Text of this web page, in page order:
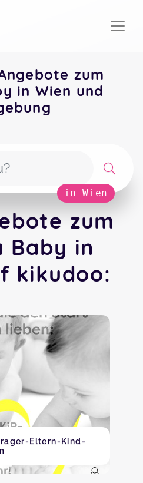
zum
in Wien und
in Wien
zum
Baby in
kikudoo:
Eltern-Kind-